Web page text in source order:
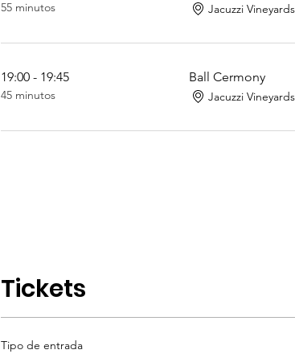
55 minutos Jacuzzi
19:00 - 19:45
45 minutos
Ball Cermony
Jacuzzi
Tickets
Tipo de entrada